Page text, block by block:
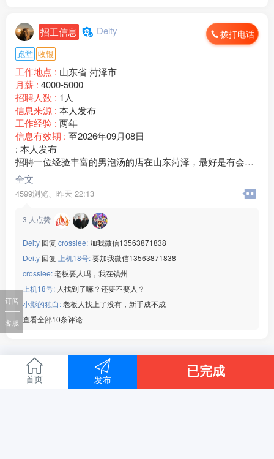
微信：www235350
———————————
【晟铭电子】
[玫瑰]年龄：男女18-45周岁
[玫瑰]生产：电脑外壳
[玫瑰]班次：两班倒
[玫瑰]食宿：包吃包住
[玫瑰]薪资：18元/小时
微信：www235350
———————————
【诚美材料】
[玫瑰]年龄：男女18-32周岁
[玫瑰]生产：电脑显示器
[玫瑰]班次：两班倒
[玫瑰]食宿：包吃包住
[玫瑰]薪资：20元/小时
微信：www235350
———————————
【奉化新能源】
[玫瑰]年龄：男女18-45周岁
[玫瑰]生产：新能源电池边框
[玫瑰]班次：两班倒
[玫瑰]食宿：包吃包住
[玫瑰]薪资：20元/小时
———————————
【华阳电子】
[玫瑰]年龄：男女19-45周岁
[玫瑰]生产：变速箱外壳
招工信息 Deity 拨打电话
跑堂 收银
工作地点 : 山东省 菏泽市
月薪 : 4000-5000
招聘人数 : 1人
信息来源 : 本人发布
工作经验 : 两年
信息有效期 : 至2026年09月08日
: 本人发布
招聘一位经验丰富的男泡汤的店在山东菏泽，最好是有会打
票收银经验的， 工资一个月4800上班十三个小时只要男的
全文
4599浏览、 昨天 22:13
3 人点赞
Deity 回复 crosslee:加我微信13563871838
Deity 回复 上机18号:要加我微信13563871838
crosslee:老板要人吗，我在镇州
上机18号: 人找到了嘛？还要不要人？
小影的独白:老板人找上了没有，新手成不成
查看全部10条评论
首页 发布
已完成
订阅
客服